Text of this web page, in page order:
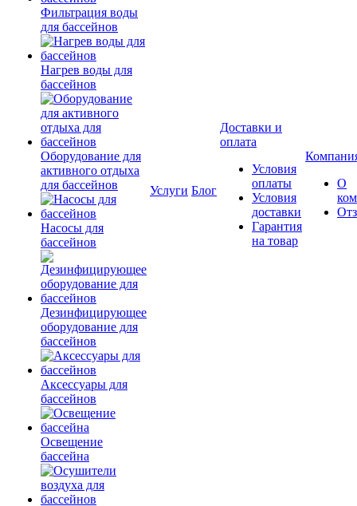
Фильтрация воды
для бассейнов
Нагрев воды для
бассейнов
Оборудование для
активного отдыха
для бассейнов
Насосы для
бассейнов
Дезинфицирующее
оборудование для
бассейнов
Аксессуары для
бассейнов
Освещение
бассейна
Услуги Блог
Доставки и
оплата
Условия
оплаты
Условия
доставки
Гарантия
на товар
О